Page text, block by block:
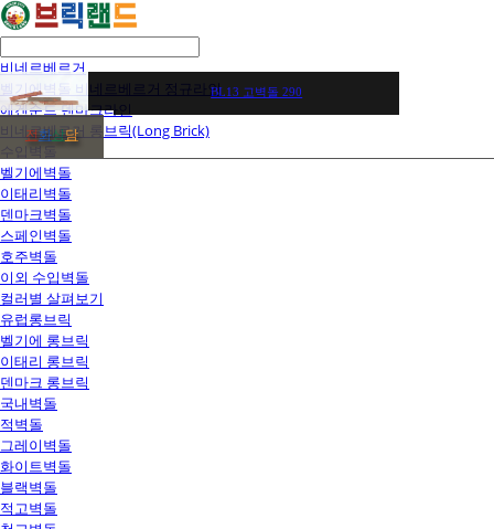
비네르베르거
벨기에벽돌 비네르베르거 정규라인
에겐순드 덴마크라인
비네르베르거 롱브릭(Long Brick)
수입벽돌
벨기에벽돌
이태리벽돌
덴마크벽돌
스페인벽돌
호주벽돌
이외 수입벽돌
컬러별 살펴보기
유럽롱브릭
벨기에 롱브릭
이태리 롱브릭
덴마크 롱브릭
국내벽돌
적벽돌
그레이벽돌
화이트벽돌
블랙벽돌
적고벽돌
BL13 고벽돌 290
전화상담